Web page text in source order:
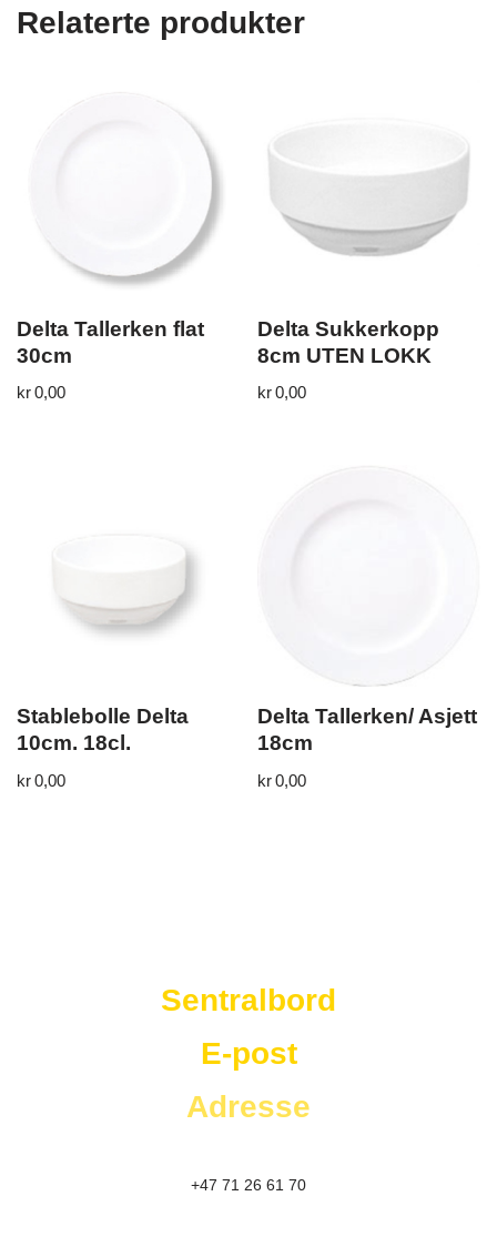
Relaterte produkter
Delta Tallerken flat
30cm
kr0,00
Delta Sukkerkopp
8cm UTEN LOKK
kr0,00
Stablebolle Delta
10cm. 18cl.
kr0,00
Delta Tallerken/ Asjett
18cm
kr0,00
Sentralbord
E-post
Adresse
+47 71 26 61 70